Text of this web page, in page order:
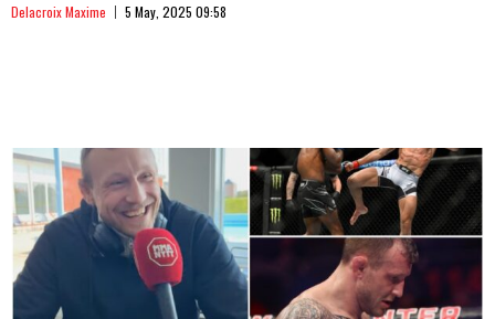
Delacroix Maxime 5 May, 2025 09:58